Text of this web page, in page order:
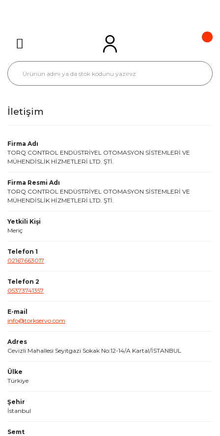
İletişim
Firma Adı
TORQ CONTROL ENDÜSTRİYEL OTOMASYON SİSTEMLERİ VE
MÜHENDİSLİK HİZMETLERİ LTD. ŞTİ.
Firma Resmi Adı
TORQ CONTROL ENDÜSTRİYEL OTOMASYON SİSTEMLERİ VE
MÜHENDİSLİK HİZMETLERİ LTD. ŞTİ.
Yetkili Kişi
Meriç
Telefon 1
02167663017
Telefon 2
05373741357
E-mail
info@torkservo.com
Adres
Cevizli Mahallesi Seyitgazi Sokak No:12-14/A Kartal/İSTANBUL
Ülke
Türkiye
Şehir
İstanbul
Semt